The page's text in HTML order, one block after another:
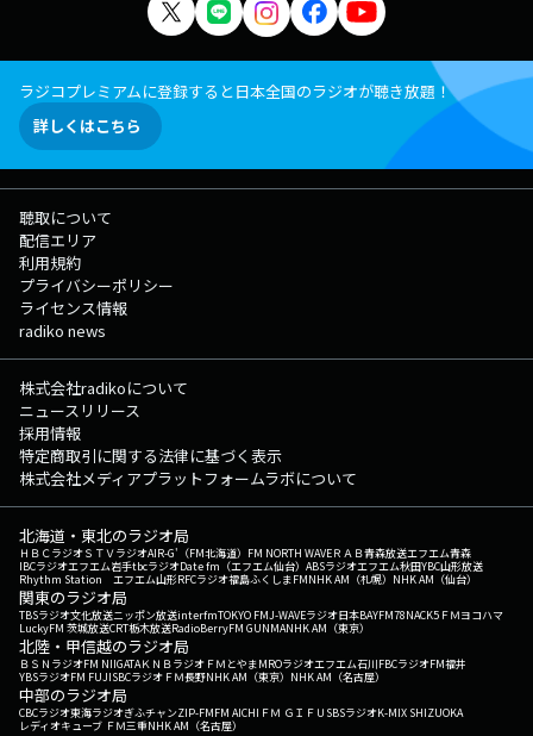
ラジコプレミアムに登録すると日本全国のラジオが聴き放題！
詳しくはこちら
聴取について
配信エリア
利用規約
プライバシーポリシー
ライセンス情報
radiko news
株式会社radikoについて
ニュースリリース
採用情報
特定商取引に関する法律に基づく表示
株式会社メディアプラットフォームラボについて
北海道・東北のラジオ局
ＨＢＣラジオＳＴＶラジオAIR-G'（FM北海道） FM NORTH WAVEＲＡＢ青森放送エフエム青森
IBCラジオエフエム岩手tbcラジオDate fm（エフエム仙台） ABSラジオエフエム秋田YBC山形放送
Rhythm Station エフエム山形RFCラジオ福島ふくしまFMNHK AM（札幌） NHK AM（仙台）
関東のラジオ局
TBSラジオ文化放送ニッポン放送interfmTOKYO FMJ-WAVEラジオ日本BAYFM78NACK5 ＦＭヨコハマ
LuckyFM 茨城放送CRT栃木放送RadioBerryFM GUNMANHK AM（東京）
北陸・甲信越のラジオ局
ＢＳＮラジオFM NIIGATAＫＮＢラジオ ＦＭとやまMROラジオエフエム石川FBCラジオFM福井
YBSラジオFM FUJISBCラジオ ＦＭ長野NHK AM（東京） NHK AM（名古屋）
中部のラジオ局
CBCラジオ東海ラジオぎふチャンZIP-FMFM AICHI ＦＭ ＧＩＦＵ SBSラジオK-MIX SHIZUOKA
レディオキューブ ＦＭ三重NHK AM（名古屋）